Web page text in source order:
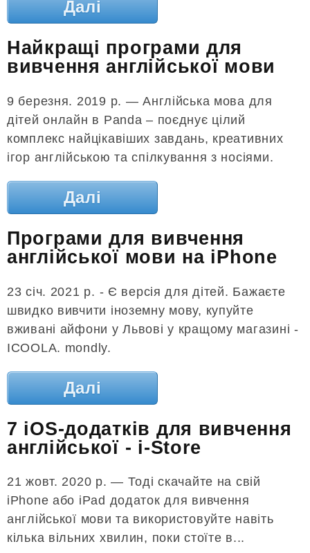
Далі
Найкращі програми для
вивчення англійської мови
9 березня. 2019 р. — Англійська мова для
дітей онлайн в Panda – поєднує цілий
комплекс найцікавіших завдань, креативних
ігор англійською та спілкування з носіями.
Далі
Програми для вивчення
англійської мови на iPhone
23 січ. 2021 р. - Є версія для дітей. Бажаєте
швидко вивчити іноземну мову, купуйте
вживані айфони у Львові у кращому магазині -
ICOOLA. mondly.
Далі
7 iOS-додатків для вивчення
англійської - i-Store
21 жовт. 2020 р. — Тоді скачайте на свій
iPhone або iPad додаток для вивчення
англійської мови та використовуйте навіть
кілька вільних хвилин, поки стоїте в...